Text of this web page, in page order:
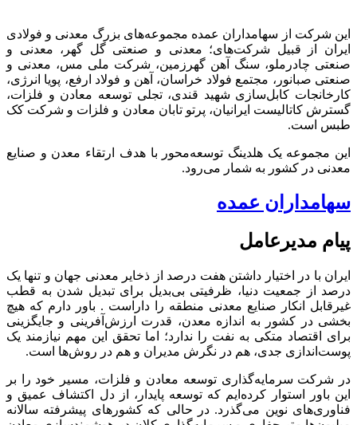
این شرکت از سهامداران عمده مجموعه‌های بزرگ معدنی و فولادی
ایران از قبیل شرکت‌های؛ معدنی و صنعتی گل گهر، معدنی و
صنعتی چادرملو، سنگ آهن گهرزمین، شرکت ملی مس، معدنی و
صنعتی صبانور، مجتمع فولاد خراسان، آهن و فولاد ارفع، پویا انرژی،
کارخانجات کابل‌سازی شهید قندی، تجلی توسعه معادن و فلزات،
گسترش کاتالیست ایرانیان، پرتو تابان معادن و فلزات و شرکت کک
طبس است.
این مجموعه یک هلدینگ توسعه‌محور با هدف ارتقاء معدن و صنایع
معدنی در کشور به شمار می‌رود.
سهامداران عمده
پیام مدیرعامل
ایران با در اختیار داشتن هفت درصد از ذخایر معدنی جهان و تنها یک
درصد از جمعیت دنیا، ظرفیتی بی‌بدیل برای تبدیل شدن به قطب
غیرقابل انکار صنایع معدنی منطقه را داراست . باور دارم که هیچ
بخشی در کشور به اندازه معدن، قدرت ارزش‌آفرینی و جایگزینی
برای اقتصاد متکی به نفت را ندارد؛ اما تحقق این مهم نیازمند یک
پوست‌اندازی جدی، هم در نگرش مدیران و هم در روش‌ها است.
در شرکت سرمایه‌گذاری توسعه معادن و فلزات، مسیر خود را بر
این باور استوار کرده‌ایم که توسعه پایدار، از دل اکتشاف عمیق و
فناوری‌های نوین می‌گذرد. در حالی که کشورهای پیشرفته سالانه